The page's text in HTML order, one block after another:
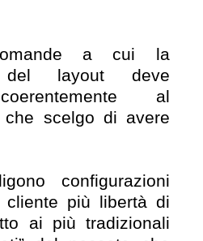
a cui la
del layout deve
al
che scelgo di avere
configurazioni
più libertà di
ai più tradizionali